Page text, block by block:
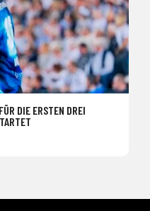
DIE ERSTEN DREI